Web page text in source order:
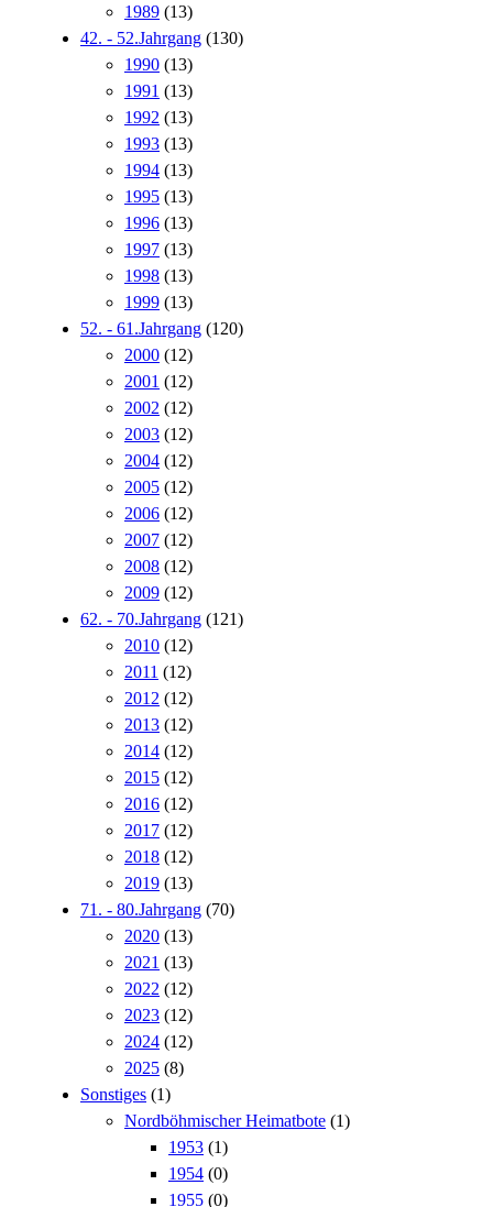
1989 (13)
42. - 52.Jahrgang (130)
1990 (13)
1991 (13)
1992 (13)
1993 (13)
1994 (13)
1995 (13)
1996 (13)
1997 (13)
1998 (13)
1999 (13)
52. - 61.Jahrgang (120)
2000 (12)
2001 (12)
2002 (12)
2003 (12)
2004 (12)
2005 (12)
2006 (12)
2007 (12)
2008 (12)
2009 (12)
62. - 70.Jahrgang (121)
2010 (12)
2011 (12)
2012 (12)
2013 (12)
2014 (12)
2015 (12)
2016 (12)
2017 (12)
2018 (12)
2019 (13)
71. - 80.Jahrgang (70)
2020 (13)
2021 (13)
2022 (12)
2023 (12)
2024 (12)
2025 (8)
Sonstiges (1)
Nordböhmischer Heimatbote (1)
1953 (1)
1954 (0)
1955 (0)